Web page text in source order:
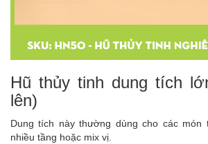
Hũ thủy tinh dung tích
lên)
Dung tích này thường dùng cho các món
nhiều tầng hoặc mix vị.